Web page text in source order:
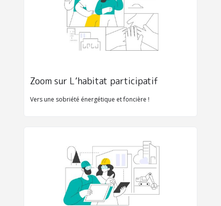
Zoom sur L’habitat participatif
Vers une sobriété énergétique et foncière !